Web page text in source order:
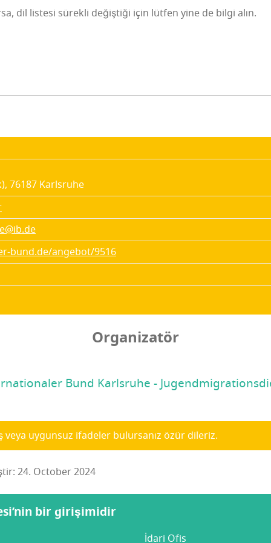
dil lis­te­si sürek­li değiş­ti­ği için lüt­fen yine de bil­gi alın.
76187 Karls­ru­he
bund.de/angebot/9516
Organizatör
Bund Karlsruhe -
veya uygunsuz ifadeler bulursanız özür dileriz.
24. October 2024
bir girişimidir
İdari Ofis